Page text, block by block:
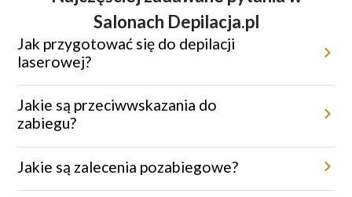
Salonach Depilacja.pl
Jak przygotować się do depilacji
laserowej?
Przed zabiegiem miejsce poddane depilacji należy ogolić maszynką
jednorazową. Należy unikać opalania oraz stosowania kremów
depilacyjnych, depilatorów czy pęsety.
Jakie są przeciwwskazania do
zabiegu?
Depilacja laserowa nie jest zalecana w przypadku ciąży, świeżej
opalenizny, aktywnych infekcji skórnych czy podczas brania leków
światłouczulających.
Jakie są zalecenia pozabiegowe?
Po zabiegu warto unikać gorących kąpieli, sauny i intensywnego